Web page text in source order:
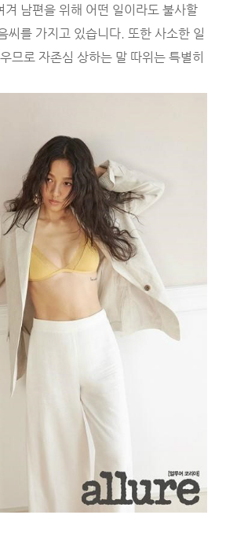
겨 남편을 위해 어떤 일이라도 불사할
씨를 가지고 있습니다. 또한 사소한 일
므로 자존심 상하는 말 따위는 특별히